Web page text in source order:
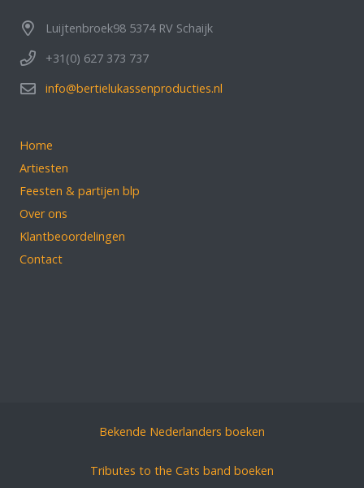
Luijtenbroek98 5374 RV Schaijk
+31(0) 627 373 737
info@bertielukassenproducties.nl
Home
Artiesten
Feesten & partijen blp
Over ons
Klantbeoordelingen
Contact
Bekende Nederlanders boeken
Tributes to the Cats band boeken